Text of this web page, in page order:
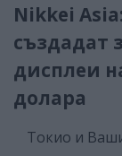
Nikkei
създадат
дисплеи
долара
Токио и